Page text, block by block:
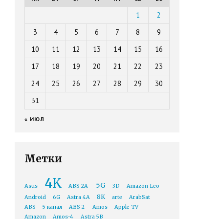
1
2
3
4 5 6 7 8
9
10
11 12 13 14 15
16
17
18 19 20 21 22
23
24
25 26 27 28 29
30
31
« ИЮЛ
Метки
Asus 4K ABS-2A 5G 3D
Amazon Leo
Android
6G Astra 4A 8K arte
ArabSat
ABS
5 канал ABS-2 Amos
Apple TV
Amazon
Amos-4 Astra 5B